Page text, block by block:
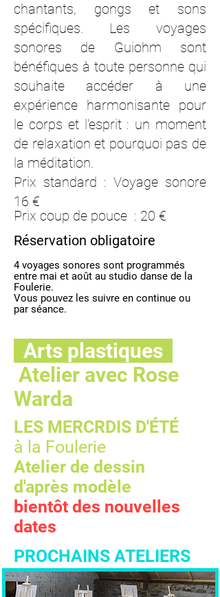
chantants, gongs et sons
spécifiques. Les voyages
sonores de Guiohm sont
bénéfiques à toute personne qui
souhaite accéder à une
expérience harmonisante pour
le corps et l’esprit : un moment
de relaxation et pourquoi pas de
la méditation.
Prix standard : Voyage sonore
16 €
Prix coup de pouce : 20 €
Réservation obligatoire
4 voyages sonores sont programmés
entre mai et août au studio danse de la
Foulerie.
Vous pouvez les suivre en continue ou
par séance.
Arts plastiques
Atelier avec Rose
Warda
LES MERCRDIS D'ÉTÉ
à la Foulerie
Atelier de dessin
d'après modèle
bientôt des nouvelles
dates
PROCHAINS ATELIERS